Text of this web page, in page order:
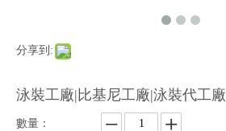
分享到:
泳裝工廠|比基尼工廠|泳裝代工廠
數量：